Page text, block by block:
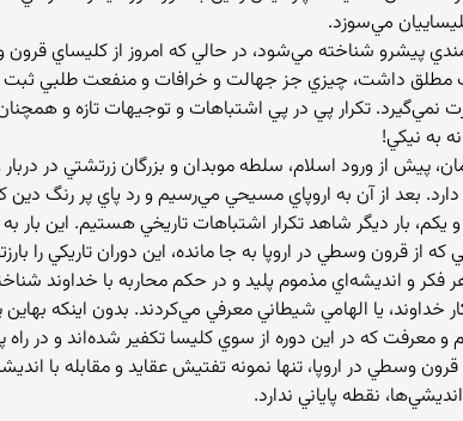
مي‌سوزد.
پيشرو شناخته مي‌شود، در حالي كه امروز از كليساي
مطلق داشت، چيزي جز جهالت و خرافات و منفعت طلبي
تكرار پي در پي اشتباهات و توجيهات تازه و
به نيكي!
پيش از ورود اسلام، سلطه موبدان و بزرگان زرتشتي در
بعد از آن به اروپاي مسيحي مي‌رسيم و رد پاي پر رنگ دين
يكم، بار ديگر شاهد تكرار اشتباهات تاريخي هستيم. اين بار
كه از قرون وسطي در اروپا به جا مانده، اين دوران تاريكي
فكر و انديشه‌اي مذموم پليد و در حكم محاربه با خداوند
كار خداوند، يا الهامي شيطاني معرفي مي‌كردند. بدون
و معرفت كه در اين دوره از سوي كليسا تكفير شده‌اند و در
وسطي در اروپا، تنها نمونه تفتيش عقايد و مقابله با
نقطه پاياني ندارد.